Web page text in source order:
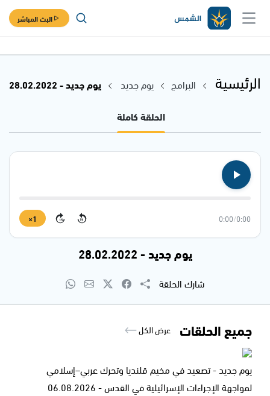
البث المباشر
الرئيسية البرامج يوم جديد
يوم جديد - 28.02.2022
الحلقة كاملة
0:00
/
0:00
15
15
1×
يوم جديد - 28.02.2022
شارك الحلقة
جميع الحلقات عرض الكل
يوم جديد - تصعيد في مخيم قلنديا وتحرك عربي–إسلامي
لمواجهة الإجراءات الإسرائيلية في القدس - 06.08.2026